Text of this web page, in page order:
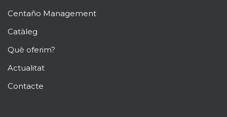
Centaño Management
Catàleg
Què oferim?
Actualitat
Contacte